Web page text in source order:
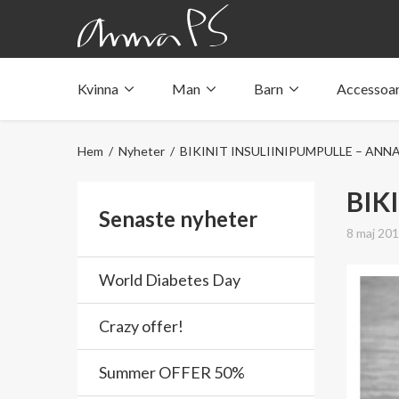
Kvinna
Badkläder med ficka
Man
Badkläder med ficka
Barn
Badkläder med ficka
Hem / Nyheter / BIKINIT INSULIINIPUMPULLE –
8 maj
Senaste nyheter
World Diabetes Day
Crazy offer!
Summer OFFER 50%